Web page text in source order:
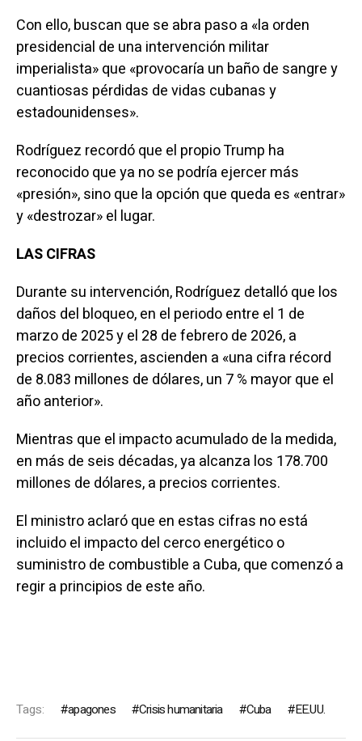
Con ello, buscan que se abra paso a «la orden
presidencial de una intervención militar
imperialista» que «provocaría un baño de sangre y
cuantiosas pérdidas de vidas cubanas y
estadounidenses».
Rodríguez recordó que el propio Trump ha
reconocido que ya no se podría ejercer más
«presión», sino que la opción que queda es «entrar»
y «destrozar» el lugar.
LAS CIFRAS
Durante su intervención, Rodríguez detalló que los
daños del bloqueo, en el periodo entre el 1 de
marzo de 2025 y el 28 de febrero de 2026, a
precios corrientes, ascienden a «una cifra récord
de 8.083 millones de dólares, un 7 % mayor que el
año anterior».
Mientras que el impacto acumulado de la medida,
en más de seis décadas, ya alcanza los 178.700
millones de dólares, a precios corrientes.
El ministro aclaró que en estas cifras no está
incluido el impacto del cerco energético o
suministro de combustible a Cuba, que comenzó a
regir a principios de este año.
Tags: apagones Crisis humanitaria Cuba EE.UU.